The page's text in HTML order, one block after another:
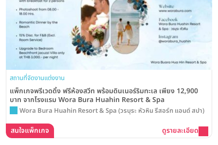
สถานที่จัดงานแต่งงาน
แพ็กเกจพรีเวดดิ้ง ฟรีห้องสวีท พร้อมดินเนอร์ริมทะเล เพียง 12,900
บาท จากโรงแรม Wora Bura Huahin Resort & Spa
Wora Bura Huahin Resort & Spa (วรบุระ หัวหิน รีสอร์ท แอนด์ สปา)
สนใจแพ็กเกจ ดูรายละเอียด